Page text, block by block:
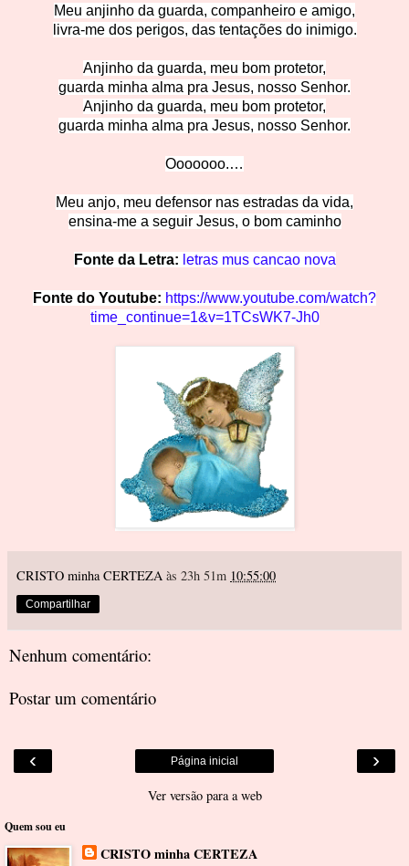
Meu anjinho da guarda, companheiro e amigo,
livra-me dos perigos, das tentações do inimigo.
Anjinho da guarda, meu bom protetor,
guarda minha alma pra Jesus, nosso Senhor.
Anjinho da guarda, meu bom protetor,
guarda minha alma pra Jesus, nosso Senhor.
Ooooooo.…
Meu anjo, meu defensor nas estradas da vida,
ensina-me a seguir Jesus, o bom caminho
Fonte da Letra: letras mus cancao nova
Fonte do Youtube: https://www.youtube.com/watch?
time_continue=1&v=1TCsWK7-Jh0
CRISTO minha CERTEZA às 23h 51m 10:55:00
Compartilhar
Nenhum comentário:
Postar um comentário
‹ ›
Página inicial
Ver versão para a web
Quem sou eu
CRISTO minha CERTEZA